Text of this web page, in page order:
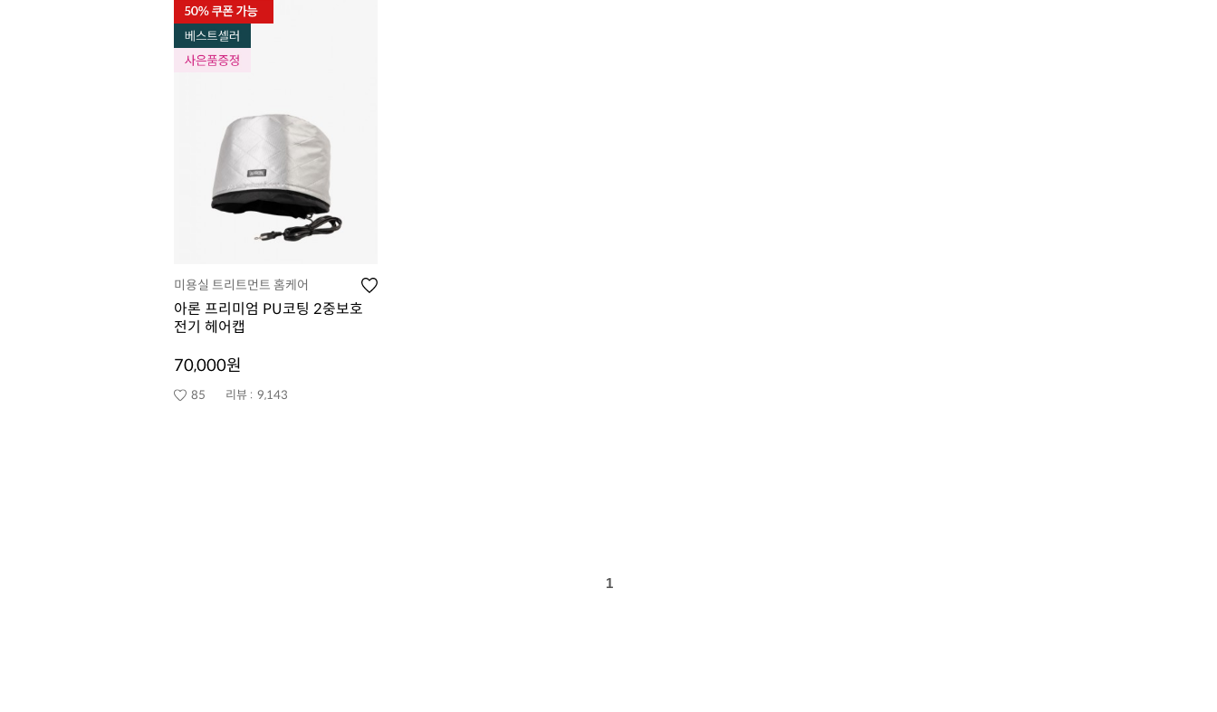
미용실 트리트먼트 홈케어
아론 프리미엄 PU코팅 2중보호
전기 헤어캡
70,000원
85 리뷰 : 9,143
1